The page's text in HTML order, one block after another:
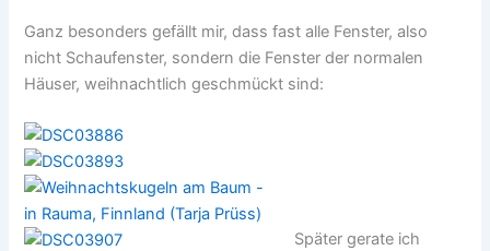
Ganz besonders gefällt mir, dass fast alle Fenster, also
nicht Schaufenster, sondern die Fenster der normalen
Häuser, weihnachtlich geschmückt sind:
Später gerate ich